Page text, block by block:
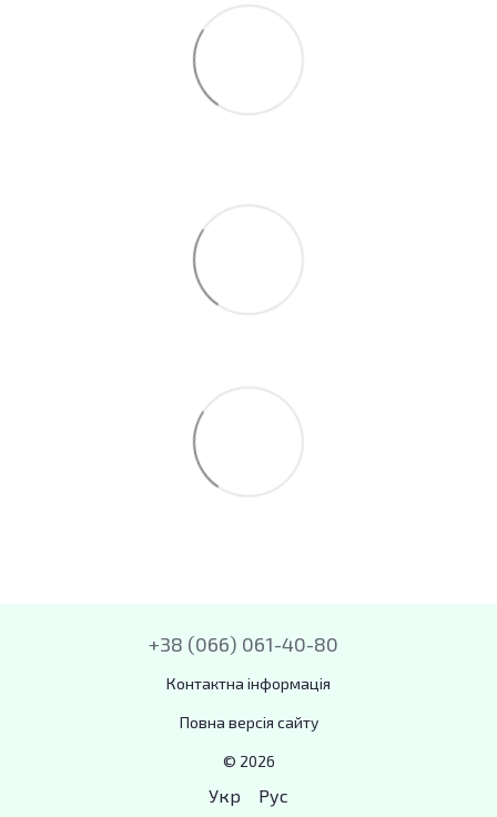
+38 (066) 061-40-80
Контактна інформація
Повна версія сайту
© 2026
Укр Рус